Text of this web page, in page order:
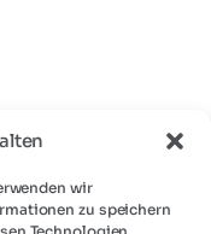
wir
zu speichern